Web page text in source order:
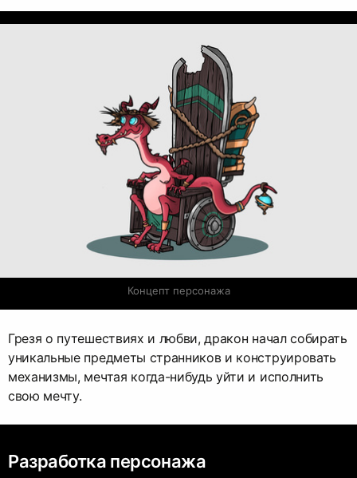
Концепт персонажа
Грезя о путешествиях и любви, дракон начал собирать
уникальные предметы странников и конструировать
механизмы, мечтая когда-нибудь уйти и исполнить
свою мечту.
Разработка персонажа